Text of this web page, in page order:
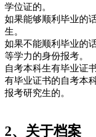
学位证的。
如果能够顺利毕业的
生。
如果不能顺利毕业的
等学力的身份报考。
自考本科生有毕业证
有毕业证书的自考本
报考研究生的。
2、关于档案